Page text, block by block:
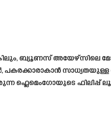
ബ്യൂണസ് അയേഴ്‌സിലെ
പകരക്കാരാകാൻ
ഫ്ലെമെംഗോയുടെ ഫിലിപ്പ്